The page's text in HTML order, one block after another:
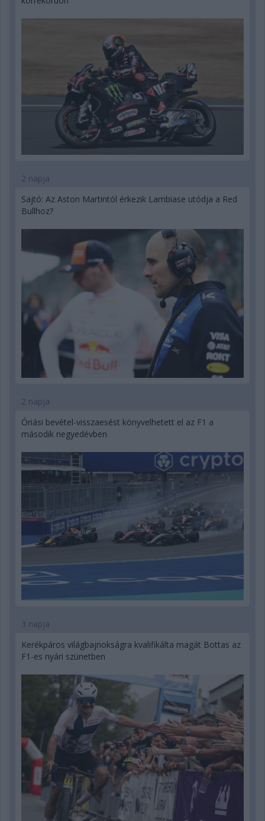
2 napja
Sajtó: Az Aston Martintól érkezik Lambiase utódja a Red
Bullhoz?
2 napja
Óriási bevétel-visszaesést könyvelhetett el az F1 a
második negyedévben
3 napja
Kerékpáros világbajnokságra kvalifikálta magát Bottas az
F1-es nyári szünetben